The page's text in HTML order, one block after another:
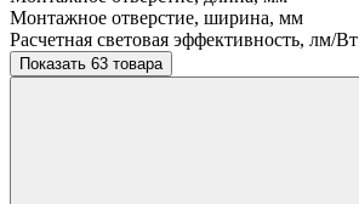
Монтажное отверстие, ширина, мм
Расчетная световая эффективность, лм/Вт
Показать 63 товара